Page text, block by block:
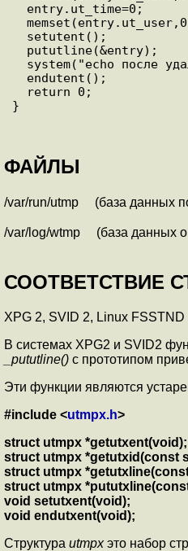
ФАЙЛЫ
/var/run/utmp (база данных
/var/log/wtmp (база данных
СООТВЕТСТВИЕ
XPG 2, SVID 2, Linux FSSTND
В системах XPG2 и SVID2
_pututline() с прототипом
Эти функции являются
#include <utmpx.h>
struct utmpx *getutxent(void);
struct utmpx *getutxid(const
struct utmpx
struct utmpx
void setutxent(void);
void endutxent(void);
Структура utmpxэто набор